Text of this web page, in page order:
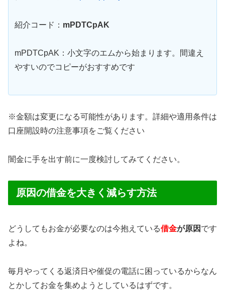
紹介コード： mPDTCpAK
mPDTCpAK：小文字のエムから始まります。間違え
やすいのでコピーがおすすめです
※金額は変更になる可能性があります。詳細や適用条件は
口座開設時の注意事項をご覧ください
闇金に手を出す前に一度検討してみてください。
原因の借金を大きく減らす方法
どうしてもお金が必要なのは今抱えている借金が原因 です
よね。
毎月やってくる返済日や催促の電話に困っているからなん
とかしてお金を集めようとしているはずです。